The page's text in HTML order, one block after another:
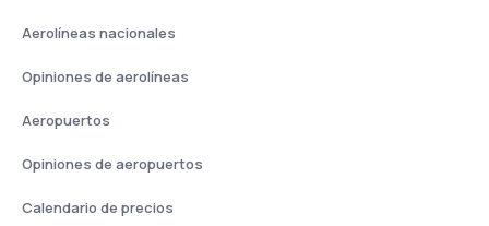
Aerolíneas nacionales
Opiniones de aerolíneas
Aeropuertos
Opiniones de aeropuertos
Calendario de precios